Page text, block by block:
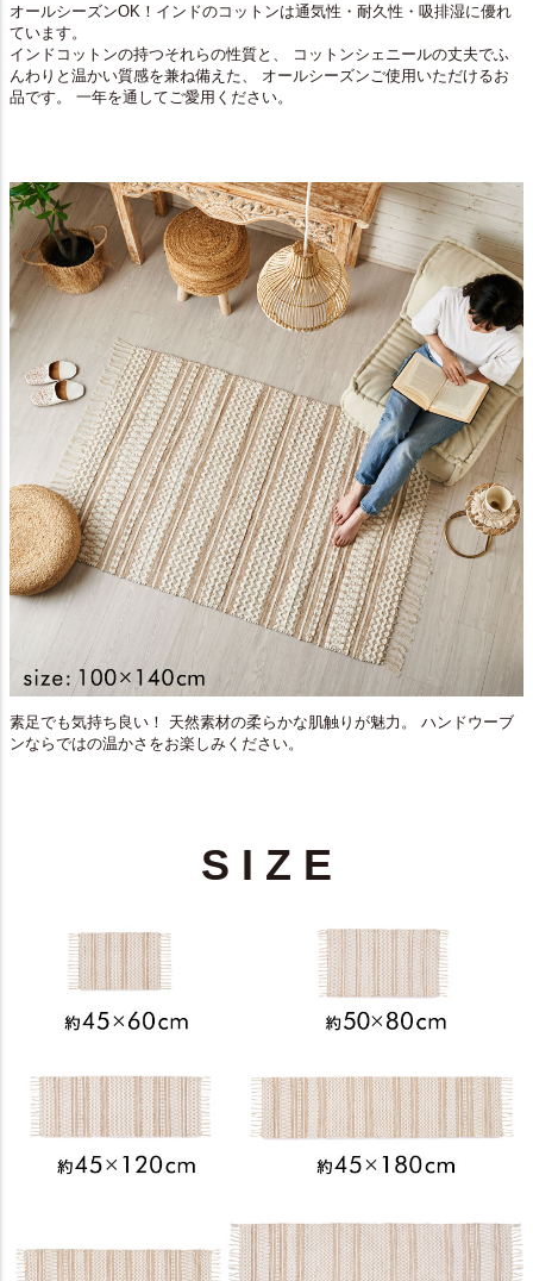
オールシーズンOK！インドのコットンは通気性・耐久性・吸排湿に優れ
ています。
インドコットンの持つそれらの性質と、 コットンシェニールの丈夫でふ
んわりと温かい質感を兼ね備えた、 オールシーズンご使用いただけるお
品です。 一年を通してご愛用ください。
素足でも気持ち良い！ 天然素材の柔らかな肌触りが魅力。 ハンドウーブ
ンならではの温かさをお楽しみください。
S I Z E